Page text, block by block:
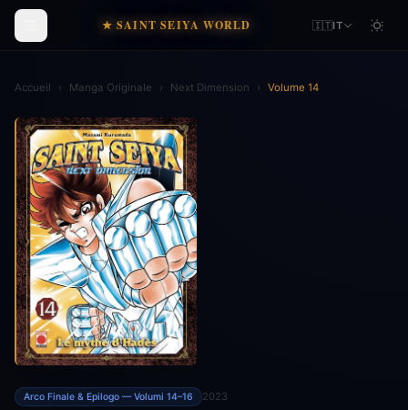
★ SAINT SEIYA WORLD 🇮🇹IT
Accueil › Manga Originale › Next Dimension › Volume 14
Arco Finale & Epilogo — Volumi 14–16 2023